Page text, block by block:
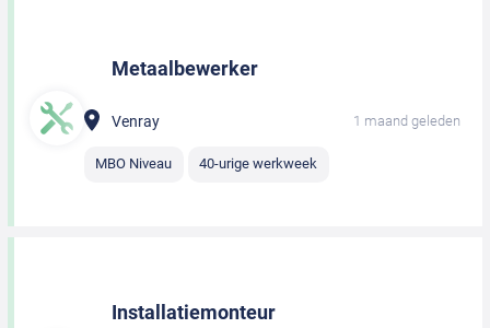
Metaalbewerker
Venray 1 maand geleden
MBO Niveau 40-urige werkweek
Installatiemonteur